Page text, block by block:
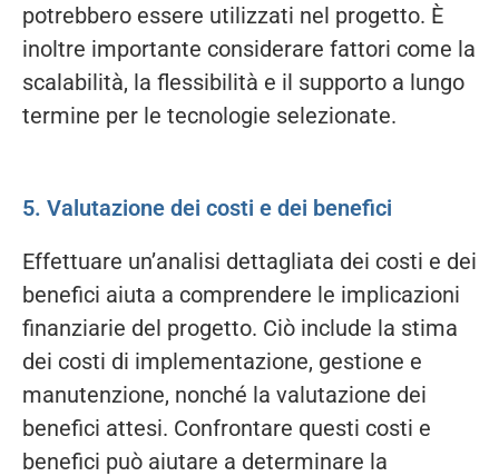
potrebbero essere utilizzati nel progetto. È
inoltre importante considerare fattori come la
scalabilità, la flessibilità e il supporto a lungo
termine per le tecnologie selezionate.
5. Valutazione dei costi e dei benefici
Effettuare un’analisi dettagliata dei costi e dei
benefici aiuta a comprendere le implicazioni
finanziarie del progetto. Ciò include la stima
dei costi di implementazione, gestione e
manutenzione, nonché la valutazione dei
benefici attesi. Confrontare questi costi e
benefici può aiutare a determinare la